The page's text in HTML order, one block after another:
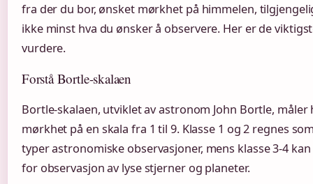
fra der du bor, ønsket mørkhet på himmelen,
ikke minst hva du ønsker å observere. Her er de
vurdere.
Forstå Bortle-skalaen
Bortle-skalaen, utviklet av astronom John Bortle, måler
mørkhet på en skala fra 1 til 9. Klasse 1 og 2 regnes
typer astronomiske observasjoner, mens klasse 3-4
for observasjon av lyse stjerner og planeter.